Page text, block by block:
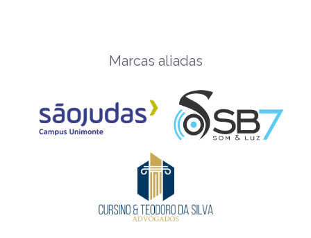
Marcas aliadas